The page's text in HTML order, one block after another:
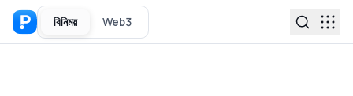
বিনিময় Web3